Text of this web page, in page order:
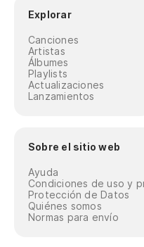
Explorar
Canciones
Artistas
Álbumes
Playlists
Actualizaciones
Lanzamientos
Sobre el sitio web
Ayuda
Condiciones de uso y
Protección de Datos
Quiénes somos
Normas para envío